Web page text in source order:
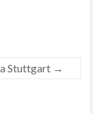
Stuttgart →